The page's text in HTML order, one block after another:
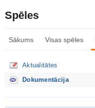
Spēles
Sākums Visas spēles
Aktualitātes
Dokumentācija